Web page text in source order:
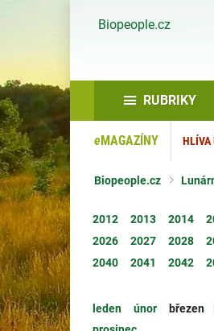
Biopeople.cz
RUBRIKY
eMAGAZÍNY HLÍVA
Biopeople.cz
2012 2013 2014
2026
2027 2028
2040
2041 2042
leden únor březen